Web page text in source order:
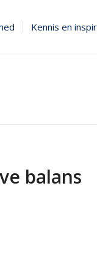
Kennis en
balans